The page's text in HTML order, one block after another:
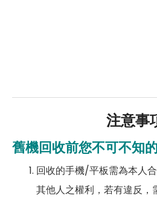
注意事
舊機回收前您不可不知
回收的手機/平板需為本人
其他人之權利，若有違反，